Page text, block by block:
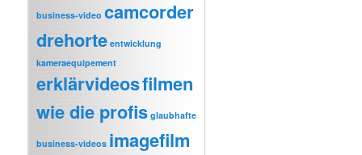
business-video camcorder
drehorte entwicklung
kameraequipement
erklärvideosfilmen
wie die profis glaubhafte
business-videos imagefilm